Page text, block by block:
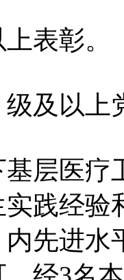
表彰。
及以上
层医疗
践经验
先进水